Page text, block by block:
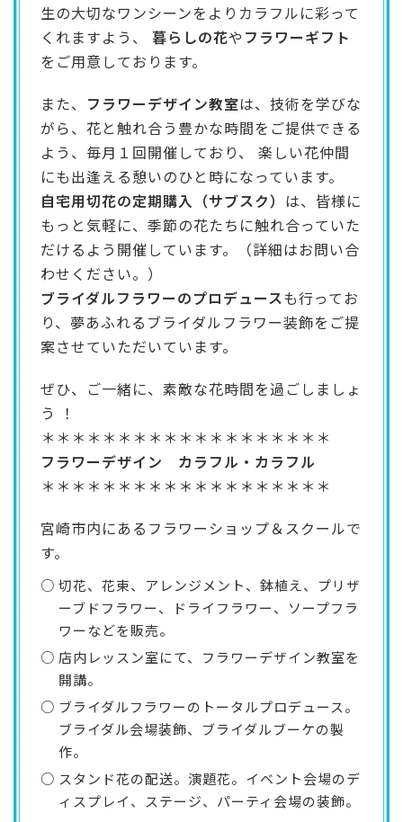
生の大切なワンシーンをよりカラフルに彩って
くれますよう、 暮らしの花や フラワーギフト
をご用意しております。
また、 フラワーデザイン教室は、技術を学びな
がら、花と触れ合う豊かな時間をご提供できる
よう、毎月１回開催しており、 楽しい花仲間
にも出逢える憩いのひと時になっています。
自宅用切花の定期購入（サブスク） は、皆様に
もっと気軽に、季節の花たちに触れ合っていた
だけるよう開催しています。（詳細はお問い合
わせください。）
ブライダルフラワーのプロデュースも行ってお
り、夢あふれるブライダルフラワー装飾をご提
案させていただいています。
ぜひ、ご一緒に、素敵な花時間を過ごしましょ
う ！
＊＊＊＊＊＊＊＊＊＊＊＊＊＊＊＊＊＊＊
フラワーデザイン カラフル・カラフル
＊＊＊＊＊＊＊＊＊＊＊＊＊＊＊＊＊＊＊
宮崎市内にあるフラワーショップ＆スクールで
す。
切花、花束、アレンジメント、鉢植え、プリザ
ーブドフラワー、ドライフラワー、ソープフラ
ワーなどを販売。
店内レッスン室にて、フラワーデザイン教室を
開講。
ブライダルフラワーのトータルプロデュース。
ブライダル会場装飾、ブライダルブーケの製
作。
スタンド花の配送。演題花。イベント会場のデ
ィスプレイ、ステージ、パーティ会場の装飾。